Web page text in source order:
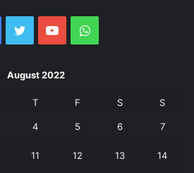
Facebook
Twitter YouTubeWhatsApp
August 2022
T F S S
4 5 6 7
11 12 13 14